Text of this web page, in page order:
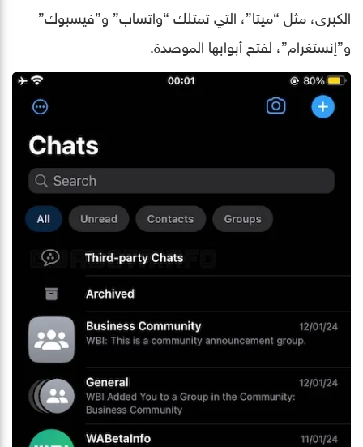
الكبرى، مثل “ميتا”، التي تمتلك “واتساب” و”فيسبوك”
و”إنستغرام”، لفتح أبوابها الموصدة.